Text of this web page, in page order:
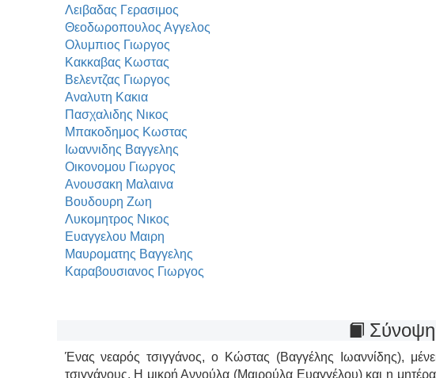
Λειβαδας Γερασιμος
Θεοδωροπουλος Αγγελος
Ολυμπιος Γιωργος
Κακκαβας Κωστας
Βελεντζας Γιωργος
Αναλυτη Κακια
Πασχαλιδης Νικος
Μπακοδημος Κωστας
Ιωαννιδης Βαγγελης
Οικονομου Γιωργος
Ανουσακη Μαλαινα
Βουδουρη Ζωη
Λυκομητρος Νικος
Ευαγγελου Μαιρη
Μαυροματης Βαγγελης
Καραβουσιανος Γιωργος
Σύνοψη
Ένας νεαρός τσιγγάνος, ο Κώστας (Βαγγέλης Ιωαννίδης),
τσιγγάνους. Η μικρή Αννούλα (Μαιρούλα Ευαγγέλου) και η